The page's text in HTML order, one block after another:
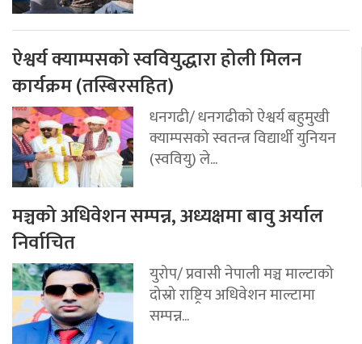
ऐश्वर्य क्याम्पसको स्ववियुद्धारा होली मिलन
कार्यक्रम (तस्बिरसहित)
धनगढी/ धनगढीको ऐश्वर्य बहुमुखी
क्याम्पसको स्वतन्त्र विद्यार्थी युनियन
(स्ववियु) ले...
मञ्चको अधिवेशन सम्पन्न, अध्यक्षमा बावु अर्याल
निर्वाचित
युरोप/ प्रवासी नेपाली मञ्च माल्टाको
दोस्रो राष्ट्रिय अधिवेशन माल्टामा
सम्पन्न...